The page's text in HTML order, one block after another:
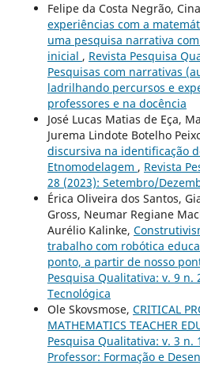
Felipe da Costa Negrão,
experiências com a
uma pesquisa narrativa
inicial , Revista Pesquisa
Pesquisas com narrativas
ladrilhando percursos e
professores e na docência
José Lucas Matias de Eça,
Jurema Lindote Botelho
discursiva na identificação
Etnomodelagem , Revista
28 (2023): Setembro/
Érica Oliveira dos Santos,
Gross, Neumar Regiane
Aurélio Kalinke,
trabalho com robótica
ponto, a partir de nosso
Pesquisa Qualitativa: v. 9 n.
Tecnológica
Ole Skovsmose, CRITICAL
MATHEMATICS TEACHER
Pesquisa Qualitativa: v. 3 n.
Professor: Formação e